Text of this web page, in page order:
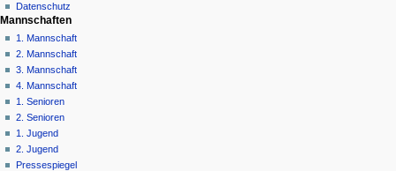
i
o
n
s
m
e
n
ü
Datenschutz
Mannschaften
1. Mannschaft
2. Mannschaft
3. Mannschaft
4. Mannschaft
1. Senioren
2. Senioren
1. Jugend
2. Jugend
Pressespiegel